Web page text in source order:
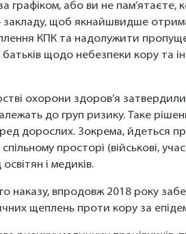
графіком, або ви не пам’ятаєте,
закладу, щоб якнайшвидше
КПК та надолужити
батьків щодо небезпеки кору та
охорони здоров’я затвердили
до груп ризику. Таке
дорослих. Зокрема, йдеться
просторі (військові,
і медиків.
наказу, впродовж 2018 року
щеплень проти кору за